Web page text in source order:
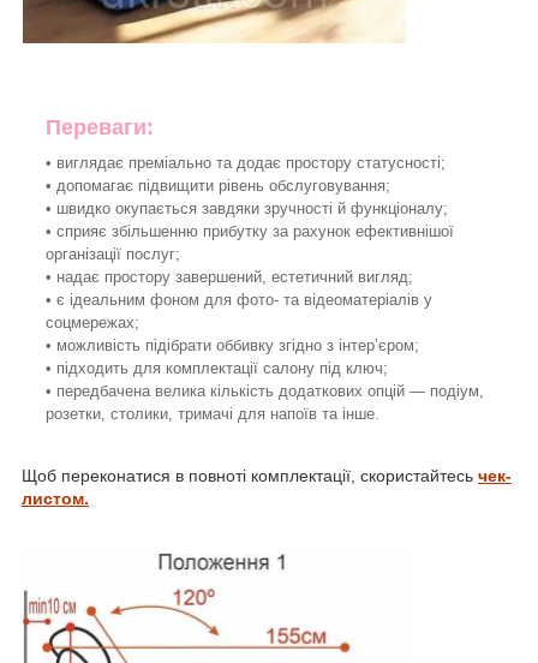
Переваги:
• виглядає преміально та додає простору статусності;
• допомагає підвищити рівень обслуговування;
• швидко окупається завдяки зручності й функціоналу;
• сприяє збільшенню прибутку за рахунок ефективнішої
організації послуг;
• надає простору завершений, естетичний вигляд;
• є ідеальним фоном для фото- та відеоматеріалів у
соцмережах;
• можливість підібрати оббивку згідно з інтер’єром;
• підходить для комплектації салону під ключ;
• передбачена велика кількість додаткових опцій — подіум,
розетки, столики, тримачі для напоїв та інше.
Щоб переконатися в повноті комплектації, скористайтесь чек-
листом.